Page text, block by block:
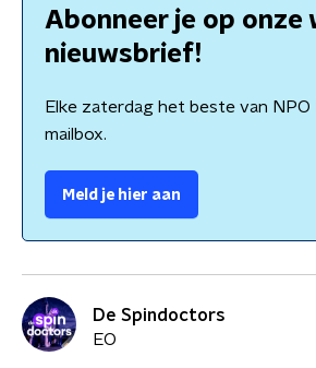
Abonneer je op onze
nieuwsbrief!
Elke zaterdag het beste van NPO
mailbox.
Meld je hier aan
De Spindoctors
EO